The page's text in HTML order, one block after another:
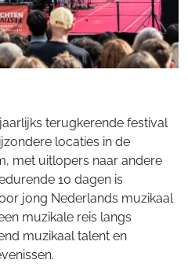
terugkerende festival
locaties in de
met uitlopers naar andere
10 dagen is
jong Nederlands muzikaal
muzikale reis langs
muzikaal talent en